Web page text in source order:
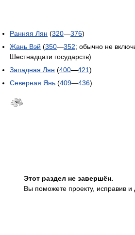
Ранняя Лян (320—376)
Жань Вэй (350—352; обычно не
Шестнадцати государств)
Западная Лян (400—421)
Северная Янь (409—436)
Этот раздел не завершён.
Вы поможете проекту, исправив и